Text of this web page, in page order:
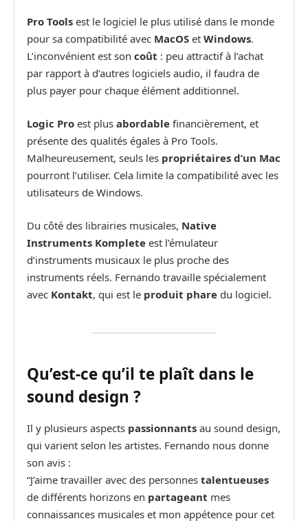
Pro Tools est le logiciel le plus utilisé dans le monde
pour sa compatibilité avec MacOS et Windows.
L’inconvénient est son coût : peu attractif à l’achat
par rapport à d’autres logiciels audio, il faudra de
plus payer pour chaque élément additionnel.
Logic Pro est plus abordable financièrement, et
présente des qualités égales à Pro Tools.
Malheureusement, seuls les propriétaires d’un Mac
pourront l’utiliser. Cela limite la compatibilité avec les
utilisateurs de Windows.
Du côté des librairies musicales, Native
Instruments Komplete est l’émulateur
d’instruments musicaux le plus proche des
instruments réels. Fernando travaille spécialement
avec Kontakt, qui est le produit phare du logiciel.
Qu’est-ce qu’il te plaît dans le
sound design ?
Il y plusieurs aspects passionnants au sound design,
qui varient selon les artistes. Fernando nous donne
son avis :
“J’aime travailler avec des personnes talentueuses
de différents horizons en partageant mes
connaissances musicales et mon appétence pour cet